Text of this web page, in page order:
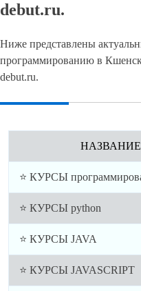
debut.ru.
Ниже представлены
программированию в
debut.ru.
НАЗВАНИЕ
⭐ КУРСЫ
⭐ КУРСЫ python
⭐ КУРСЫ JAVA
⭐ КУРСЫ JAVASCRIPT